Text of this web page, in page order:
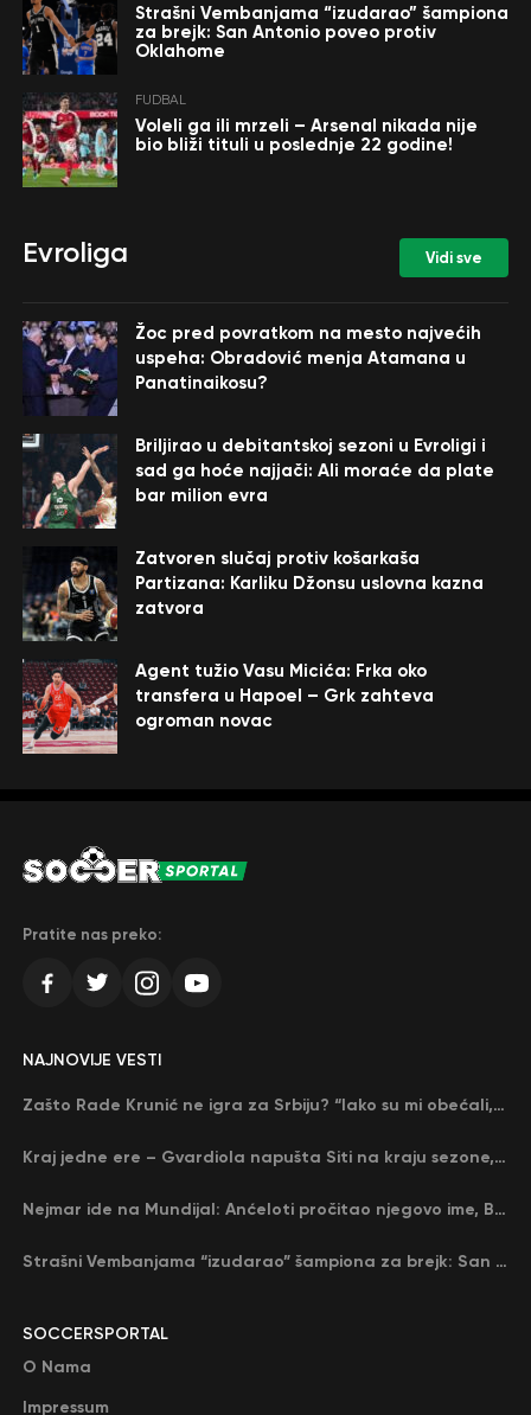
Strašni Vembanjama “izudarao” šampiona
za brejk: San Antonio poveo protiv
Oklahome
FUDBAL
Voleli ga ili mrzeli – Arsenal nikada nije
bio bliži tituli u poslednje 22 godine!
Evroliga Vidi sve
Žoc pred povratkom na mesto najvećih
uspeha: Obradović menja Atamana u
Panatinaikosu?
Briljirao u debitantskoj sezoni u Evroligi i
sad ga hoće najjači: Ali moraće da plate
bar milion evra
Zatvoren slučaj protiv košarkaša
Partizana: Karliku Džonsu uslovna kazna
zatvora
Agent tužio Vasu Micića: Frka oko
transfera u Hapoel – Grk zahteva
ogroman novac
Pratite nas preko:
SOCCERSPORTAL
O Nama
Impressum
NAJNOVIJE VESTI
Zašto Rade Krunić ne igra za Srbiju? “Iako su mi obećali, niko me nije zvao…”
Kraj jedne ere – Gvardiola napušta Siti na kraju sezone, menja ga njegov nekadašnji rival
Nejmar ide na Mundijal: Anćeloti pročitao njegovo ime, Brazil u delirijumu (VIDEO)
Strašni Vembanjama “izudarao” šampiona za brejk: San Antonio poveo protiv Oklahome